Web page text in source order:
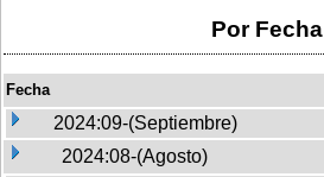
Por Fecha
Fecha
2024:09-(Septiembre)
2024:08-(Agosto)